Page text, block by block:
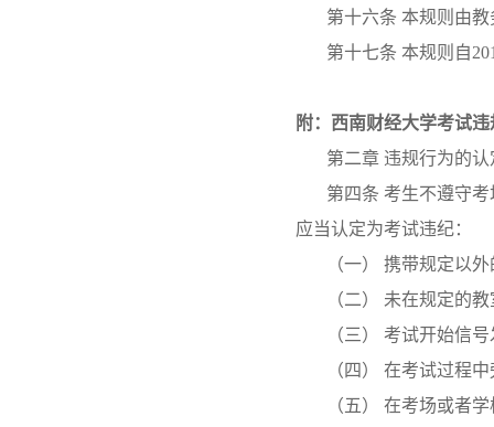
第十六条 本规则由
第十七条 本规则自
附：西南财经大学考试
第二章 违规行为的
第四条 考生不遵守
应当认定为考试违纪：
（一） 携带规定以
（二） 未在规定的
（三） 考试开始信
（四） 在考试过程
（五） 在考场或者